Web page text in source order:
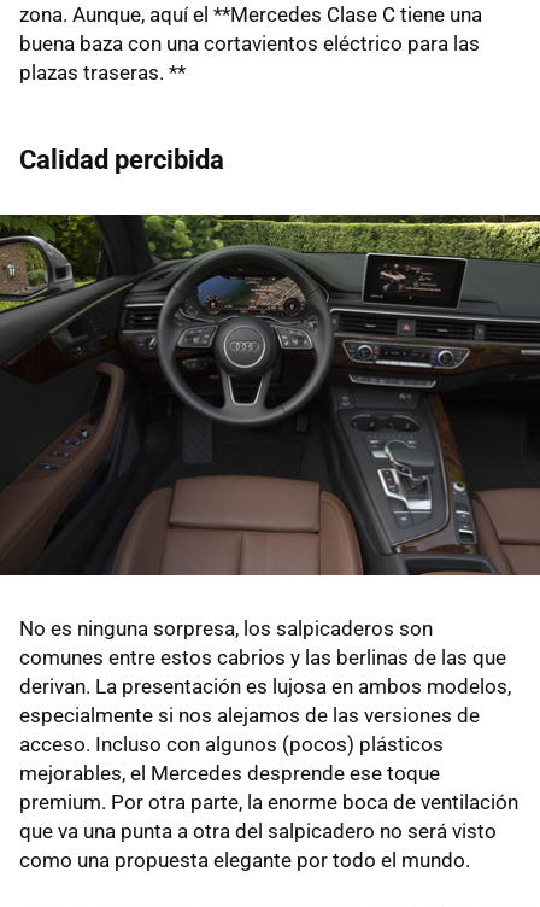
zona. Aunque, aquí el **Mercedes Clase C tiene una
buena baza con una cortavientos eléctrico para las
plazas traseras. **
Calidad percibida
No es ninguna sorpresa, los salpicaderos son
comunes entre estos cabrios y las berlinas de las que
derivan. La presentación es lujosa en ambos modelos,
especialmente si nos alejamos de las versiones de
acceso. Incluso con algunos (pocos) plásticos
mejorables, el Mercedes desprende ese toque
premium. Por otra parte, la enorme boca de ventilación
que va una punta a otra del salpicadero no será visto
como una propuesta elegante por todo el mundo.